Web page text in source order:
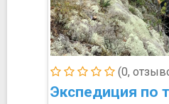
(0,
Экспедиция по